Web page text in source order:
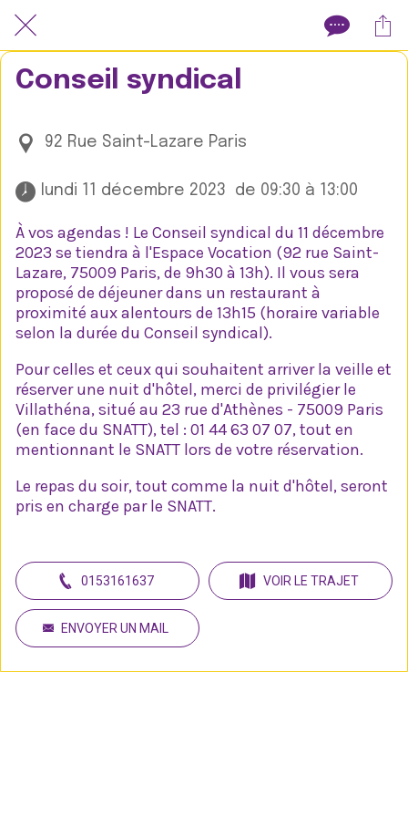
Conseil syndical
92 Rue Saint-Lazare Paris
lundi 11 décembre 2023  de 09:30 à 13:00
À vos agendas ! Le Conseil syndical du 11 décembre
2023 se tiendra à l'Espace Vocation (92 rue Saint-
Lazare, 75009 Paris, de 9h30 à 13h). Il vous sera
proposé de déjeuner dans un restaurant à
proximité aux alentours de 13h15 (horaire variable
selon la durée du Conseil syndical).
Pour celles et ceux qui souhaitent arriver la veille et
réserver une nuit d'hôtel, merci de privilégier le
Villathéna, situé au 23 rue d'Athènes - 75009 Paris
(en face du SNATT), tel : 01 44 63 07 07, tout en
mentionnant le SNATT lors de votre réservation.
Le repas du soir, tout comme la nuit d'hôtel, seront
pris en charge par le SNATT.
0153161637 VOIR LE TRAJET
ENVOYER UN MAIL